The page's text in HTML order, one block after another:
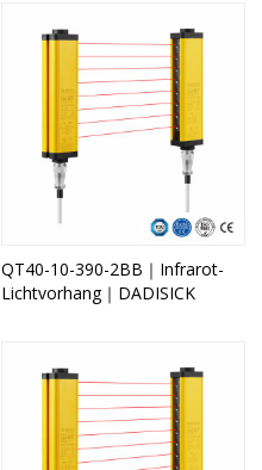
QT40-10-390-2BB｜Infrarot-
Lichtvorhang｜DADISICK